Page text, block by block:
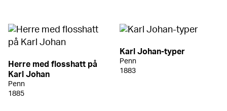
Herre med flosshatt på
Karl Johan
Penn
1885
Karl Johan-typer
Penn
1883